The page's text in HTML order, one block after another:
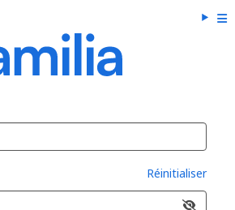
Réinitialiser